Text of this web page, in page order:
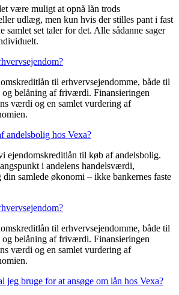
være muligt at opnå lån trods
udlæg, men kun hvis der stilles pant i fast
samlet set taler for det. Alle sådanne sager
til erhvervsejendomme, både til
belåning af friværdi. Finansieringen
værdi og en samlet vurdering af
andelsbolig hos Vexa?
ejendomskreditlån til køb af andelsbolig.
i andelens handelsværdi,
samlede økonomi – ikke bankernes faste
til erhvervsejendomme, både til
belåning af friværdi. Finansieringen
værdi og en samlet vurdering af
jeg bruge for at ansøge om lån hos Vexa?